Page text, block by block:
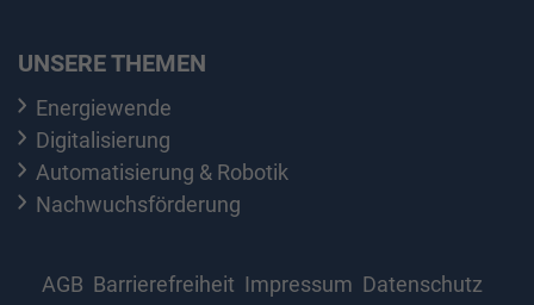
UNSERE THEMEN
Energiewende
Digitalisierung
Automatisierung & Robotik
Nachwuchsförderung
AGB Barrierefreiheit Impressum Datenschutz